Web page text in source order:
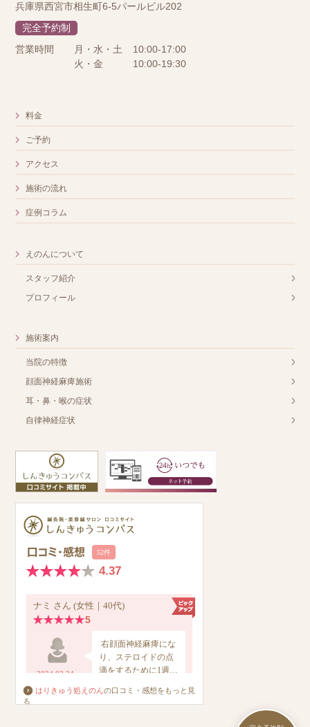
兵庫県西宮市相生町6-5パールビル202
完全予約制
営業時間
月・水・土
10:00-17:00
火・金
10:00-19:30
料金
ご予約
アクセス
施術の流れ
症例コラム
えのんについて
スタッフ紹介
プロフィール
施術案内
当院の特徴
顔面神経麻痺施術
耳・鼻・喉の症状
自律神経症状
はりきゅう処えのんの口コミ・感想をもっと見
る